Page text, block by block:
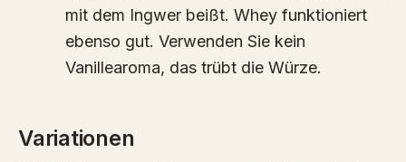
mit dem Ingwer beißt. Whey funktioniert
ebenso gut. Verwenden Sie kein
Vanillearoma, das trübt die Würze.
Variationen